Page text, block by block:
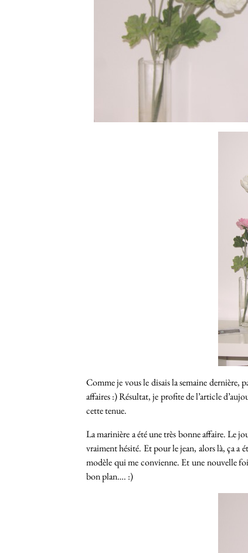
Comme je vous le disais la semaine dernière,
affaires :) Résultat, je profite de l’article
cette tenue.
La marinière a été une très bonne affaire. Le
vraiment hésité. Et pour le jean, alors là, ça a
modèle qui me convienne. Et une nouvelle
bon plan…. :)